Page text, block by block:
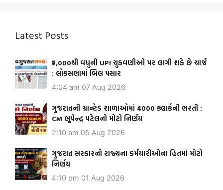
Latest Posts
₹2,000થી વધુની UPI ચુકવણીઓ પર લાગી શકે છે ચાર્જ
: લોકસભામાં બિલ પસાર
4:04 am 07 Aug 2026
ગુજરાતની ગ્રાન્ટેડ શાળાઓમાં 4000 ક્લાર્કની ભરતી :
CM ભૂપેન્દ્ર પટેલનો મોટો નિર્ણય
2:10 am 05 Aug 2026
ગુજરાત સરકારનો રાજ્યના કર્મચારીઓના હિતમાં મોટો
નિર્ણય
4:10 pm 01 Aug 2026